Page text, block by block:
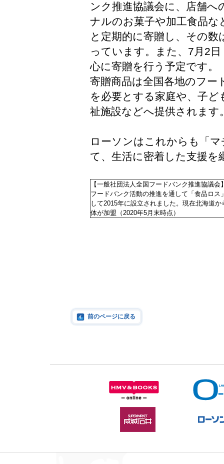
ンク推進協議会に、店舗
ナルのお菓子や加工食品な
と定期的に寄贈し、その
っています。また、7月2
心に寄贈を行う予定です。
寄贈商品は全国各地のフー
を必要とする家庭や、子ど
祉施設などへ提供されます
ローソンはこれからも「
て、生活に密着した支援を
【一般社団法人全国フードバンク推進協議会
フードバンク活動の推進を通して「食品ロ
して2015年に設立されました。現在北海道
体が加盟（2020年5月末時点）
前のページに戻る